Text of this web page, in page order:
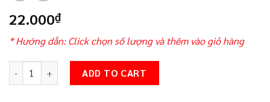
22.000₫
* Hướng dẫn: Click chọn số lượng và thêm vào giỏ hàng
ADD TO CART